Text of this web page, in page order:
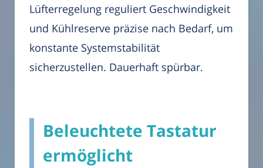
Lüfterregelung reguliert Geschwindigkeit
und Kühlreserve präzise nach Bedarf, um
konstante Systemstabilität
sicherzustellen. Dauerhaft spürbar.
Beleuchtete Tastatur
ermöglicht